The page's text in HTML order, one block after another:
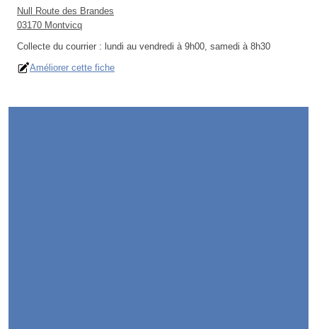
Null Route des Brandes
03170 Montvicq
Collecte du courrier : lundi au vendredi à 9h00, samedi à 8h30
Améliorer cette fiche